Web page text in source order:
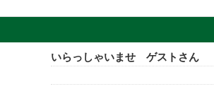
いらっしゃいませ ゲストさん